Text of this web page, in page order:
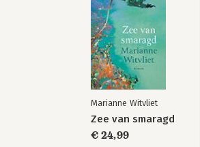
Het beste wat we
hebben
Marianne Witvliet
Zee van smaragd
€ 24,99